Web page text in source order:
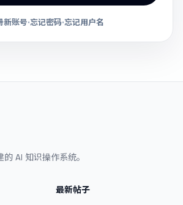
新账号·忘记密码·忘记用户名
AI 知识操作系统。
最新帖子